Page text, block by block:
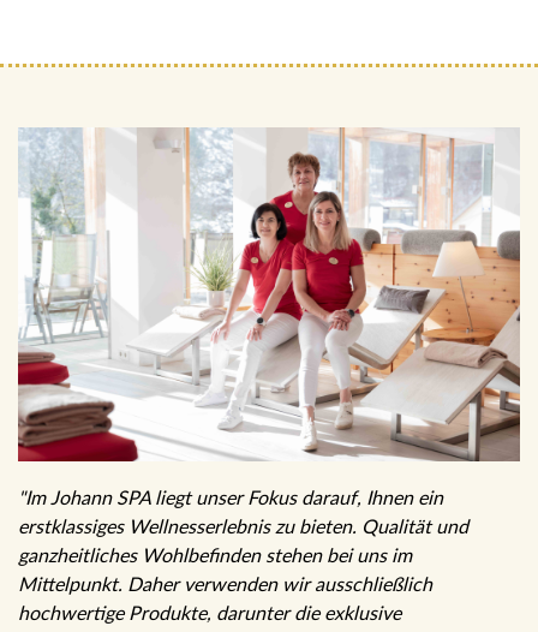
"Im Johann SPA liegt unser Fokus darauf, Ihnen ein
erstklassiges Wellnesserlebnis zu bieten. Qualität und
ganzheitliches Wohlbefinden stehen bei uns im
Mittelpunkt. Daher verwenden wir ausschließlich
hochwertige Produkte, darunter die exklusive